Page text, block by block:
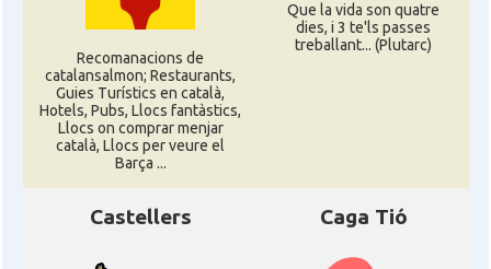
Recomanacions de
catalansalmon; Restaurants,
Guies Turístics en català,
Hotels, Pubs, Llocs fantàstics,
Llocs on comprar menjar
català, Llocs per veure el
Barça ...
Que la vida son quatre
dies, i 3 te'ls passes
treballant... (Plutarc)
Castellers Caga Tió